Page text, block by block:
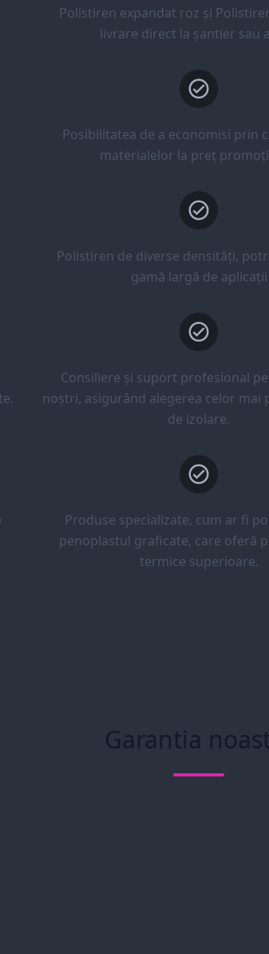
Polistiren expandat roz și
livrare direct la șantier sau
Posibilitatea de a economisi prin
materialelor la preț
Polistiren de diverse densități,
gamă largă de aplicații
Consiliere și suport profesional
noștri, asigurând alegerea celor mai
de izolare.
Produse specializate, cum ar fi
penoplastul graficate, care oferă
termice superioare.
Garantia